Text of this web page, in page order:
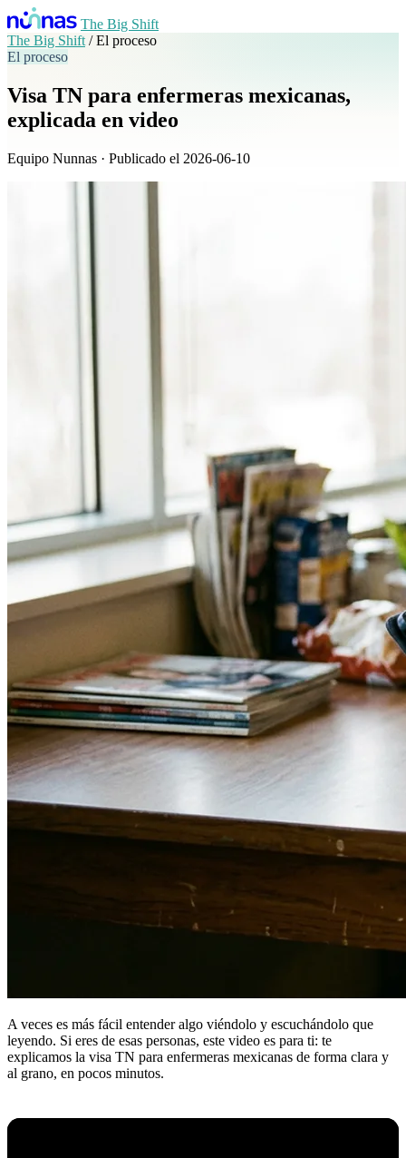
The Big Shift
The Big Shift / El proceso
El proceso
Visa TN para enfermeras mexicanas,
explicada en video
Equipo Nunnas · Publicado el 2026-06-10
A veces es más fácil entender algo viéndolo y escuchándolo que
leyendo. Si eres de esas personas, este video es para ti: te
explicamos la visa TN para enfermeras mexicanas de forma clara y
al grano, en pocos minutos.